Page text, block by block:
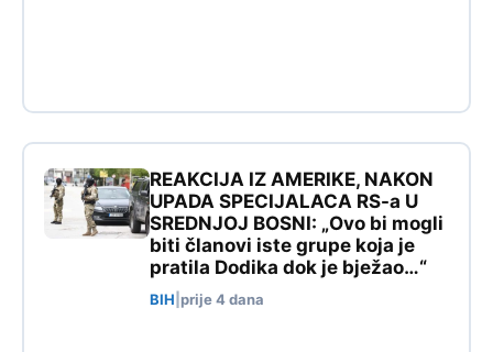
REAKCIJA IZ AMERIKE, NAKON
UPADA SPECIJALACA RS-a U
SREDNJOJ BOSNI: „Ovo bi mogli
biti članovi iste grupe koja je
pratila Dodika dok je bježao…“
BIH prije 4 dana